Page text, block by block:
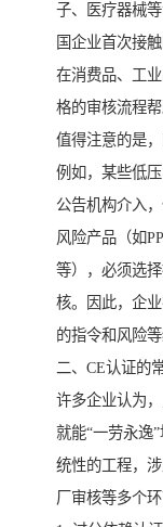
子、医疗器械
国企业首次接
在消费品、工
格的审核流程
值得注意的是
例如，某些低
公告机构介入
风险产品（如
等），必须选
核。因此，企
的指令和风险等
二、CE认证的
许多企业认为
就能“一劳永逸
统性的工程，
厂审核等多个